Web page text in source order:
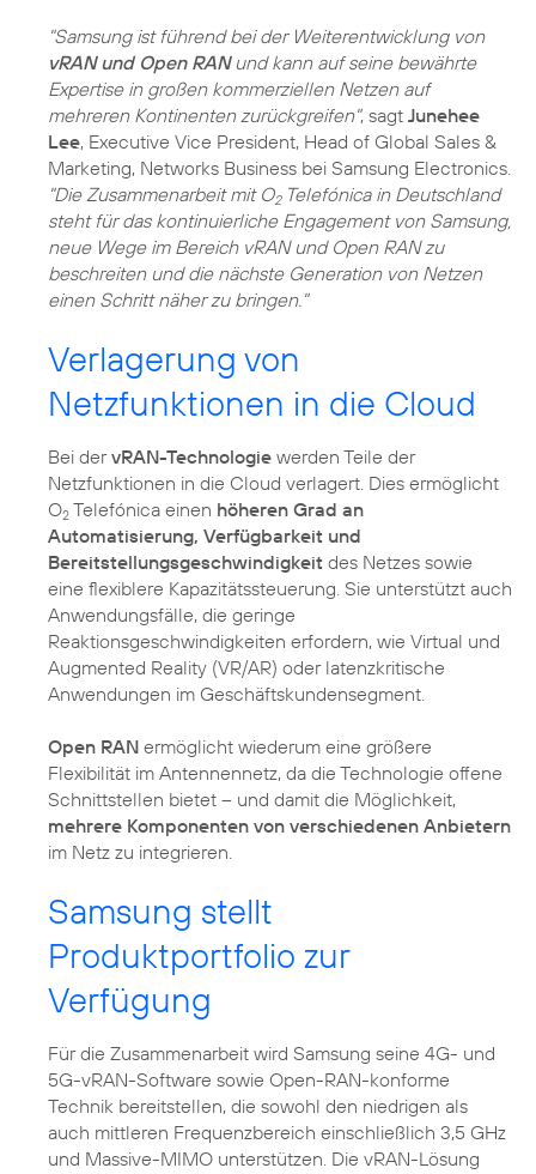
"Samsung ist führend bei der Weiterentwicklung von
vRAN und Open RANund kann auf seine bewährte
Expertise in großen kommerziellen Netzen auf
mehreren Kontinenten zurückgreifen", sagt Junehee
Lee, Executive Vice President, Head of Global Sales &
Marketing, Networks Business bei Samsung Electronics.
"Die Zusammenarbeit mit O2Telefónica in Deutschland
steht für das kontinuierliche Engagement von Samsung,
neue Wege im Bereich vRAN und Open RAN zu
beschreiten und die nächste Generation von Netzen
einen Schritt näher zu bringen."
Verlagerung von
Netzfunktionen in die Cloud
Bei dervRAN-Technologie werden Teile der
Netzfunktionen in die Cloud verlagert. Dies ermöglicht
O2 Telefónica einen höheren Grad an
Automatisierung, Verfügbarkeit und
Bereitstellungsgeschwindigkeit des Netzes sowie
eine flexiblere Kapazitätssteuerung. Sie unterstützt auch
Anwendungsfälle, die geringe
Reaktionsgeschwindigkeiten erfordern, wie Virtual und
Augmented Reality (VR/AR) oder latenzkritische
Anwendungen im Geschäftskundensegment.
Open RAN ermöglicht wiederum eine größere
Flexibilität im Antennennetz, da die Technologie offene
Schnittstellen bietet – und damit die Möglichkeit,
mehrere Komponenten von verschiedenen Anbietern
Samsung stellt
Produktportfolio zur
Verfügung
Für die Zusammenarbeit wird Samsung seine 4G- und
5G-vRAN-Software sowie Open-RAN-konforme
Technik bereitstellen, die sowohl den niedrigen als
auch mittleren Frequenzbereich einschließlich 3,5 GHz
und Massive-MIMO unterstützen. Die vRAN-Lösung